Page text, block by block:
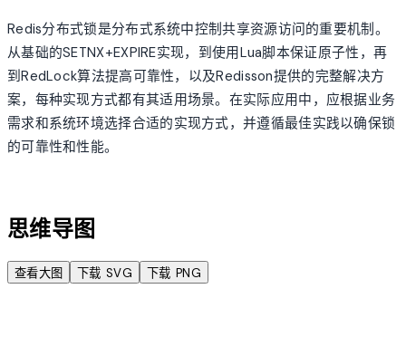
Redis分布式锁是分布式系统中控制共享资源访问的重要机制。
从基础的SETNX+EXPIRE实现，到使用Lua脚本保证原子性，再
到RedLock算法提高可靠性，以及Redisson提供的完整解决方
案，每种实现方式都有其适用场景。在实际应用中，应根据业务
需求和系统环境选择合适的实现方式，并遵循最佳实践以确保锁
的可靠性和性能。
思维导图
查看大图 下载 SVG 下载 PNG